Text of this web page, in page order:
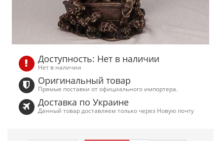
Доступность: Нет в наличии
Нет в наличии
Оригинальный товар
Прямые поставки от официального импортера.
Доставка по Украине
Данный товар доставляем только через Новую почту